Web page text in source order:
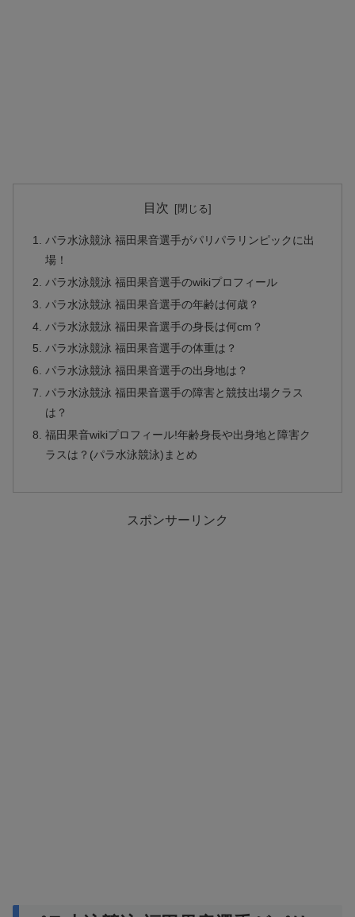
目次
パラ水泳競泳 福田果音選手がパリパラリンピックに出
場！
パラ水泳競泳 福田果音選手のwikiプロフィール
パラ水泳競泳 福田果音選手の年齢は何歳？
パラ水泳競泳 福田果音選手の身長は何cm？
パラ水泳競泳 福田果音選手の体重は？
パラ水泳競泳 福田果音選手の出身地は？
パラ水泳競泳 福田果音選手の障害と競技出場クラス
は？
福田果音wikiプロフィール!年齢身長や出身地と障害ク
ラスは？(パラ水泳競泳)まとめ
スポンサーリンク